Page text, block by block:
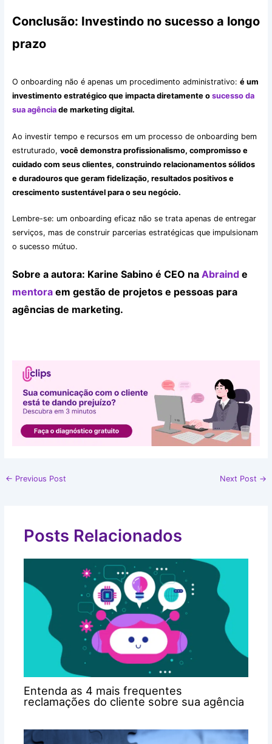
Conclusão: Investindo no sucesso a longo
prazo
O onboarding não é apenas um procedimento administrativo: é um
investimento estratégico que impacta diretamente o sucesso da
sua agência de marketing digital.
Ao investir tempo e recursos em um processo de onboarding bem
estruturado, você demonstra profissionalismo, compromisso e
cuidado com seus clientes, construindo relacionamentos sólidos
e duradouros que geram fidelização, resultados positivos e
crescimento sustentável para o seu negócio.
Lembre-se: um onboarding eficaz não se trata apenas de entregar
serviços, mas de construir parcerias estratégicas que impulsionam
o sucesso mútuo.
Sobre a autora: Karine Sabino é CEO na Abrainde
mentoraem gestão de projetos e pessoas para
agências de marketing.
← Previous Post Next Post →
Posts Relacionados
Entenda as 4 mais frequentes
reclamações do cliente sobre sua agência